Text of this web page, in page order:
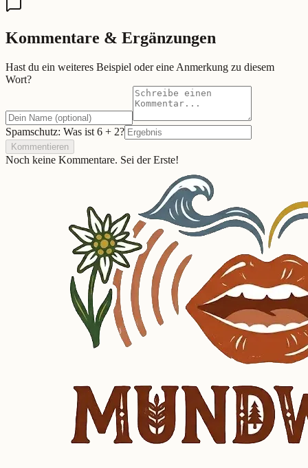
Kommentare & Ergänzungen
Hast du ein weiteres Beispiel oder eine Anmerkung zu diesem
Wort?
Spamschutz: Was ist 6 + 2?
Kommentieren
Noch keine Kommentare. Sei der Erste!